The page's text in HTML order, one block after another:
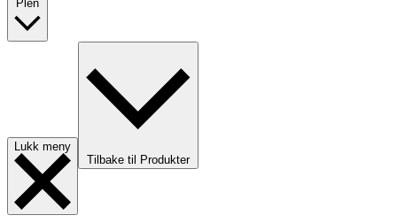
Lukk meny
Tilbake til Produkter